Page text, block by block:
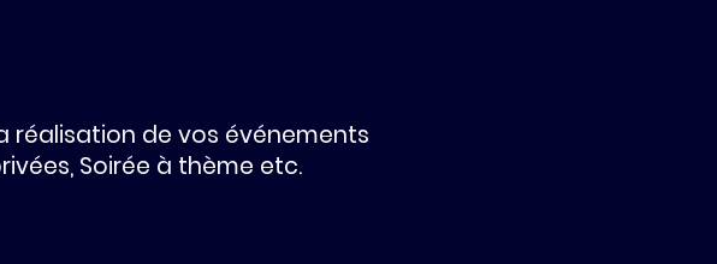
réalisation de vos événements
Soirée à thème etc.